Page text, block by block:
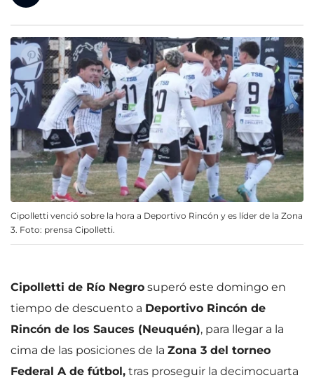
Cipolletti venció sobre la hora a Deportivo Rincón y es líder de la Zona
3. Foto: prensa Cipolletti.
Cipolletti de Río Negro superó este domingo en
tiempo de descuento a Deportivo Rincón de
Rincón de los Sauces (Neuquén), para llegar a la
cima de las posiciones de la Zona 3 del torneo
Federal A de fútbol, tras proseguir la decimocuarta